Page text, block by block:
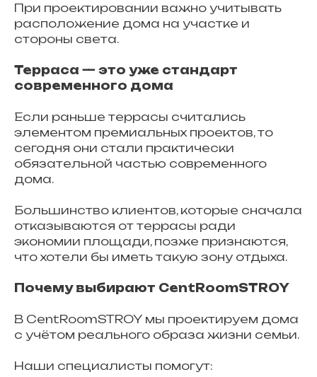
При проектировании важно учитывать
расположение дома на участке и
стороны света.
Терраса — это уже стандарт
современного дома
Если раньше террасы считались
элементом премиальных проектов, то
сегодня они стали практически
обязательной частью современного
дома.
Большинство клиентов, которые сначала
отказываются от террасы ради
экономии площади, позже признаются,
что хотели бы иметь такую зону отдыха.
Почему выбирают CentRoomSTROY
В CentRoomSTROY мы проектируем дома
с учётом реального образа жизни семьи.
Наши специалисты помогут: